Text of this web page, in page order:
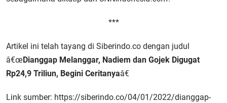
***
Artikel ini telah tayang di Siberindo.co dengan judul
â€œDianggap Melanggar, Nadiem dan Gojek Digugat
Rp24,9 Triliun, Begini Ceritanyaâ€
Link sumber: https://siberindo.co/04/01/2022/dianggap-